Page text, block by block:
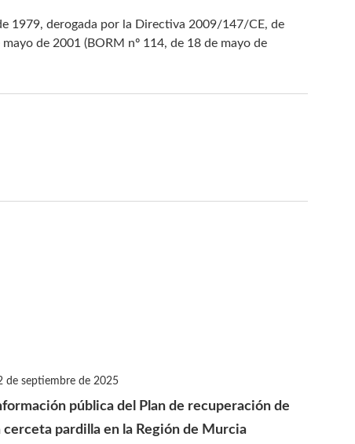
1979, derogada por la Directiva 2009/147/CE, de
de 2001 (BORM nº 114, de 18 de mayo de
de septiembre de 2025
pública del Plan de recuperación de
cerceta pardilla en la Región de Murcia